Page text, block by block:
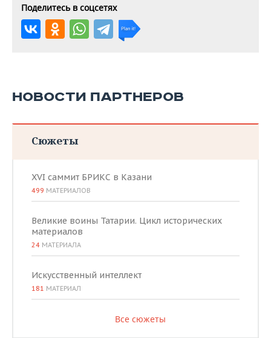
Поделитесь в соцсетях
НОВОСТИ ПАРТНЕРОВ
Сюжеты
XVI саммит БРИКС в Казани
499 МАТЕРИАЛОВ
Великие воины Татарии. Цикл исторических
материалов
24 МАТЕРИАЛА
Искусственный интеллект
181 МАТЕРИАЛ
Все сюжеты